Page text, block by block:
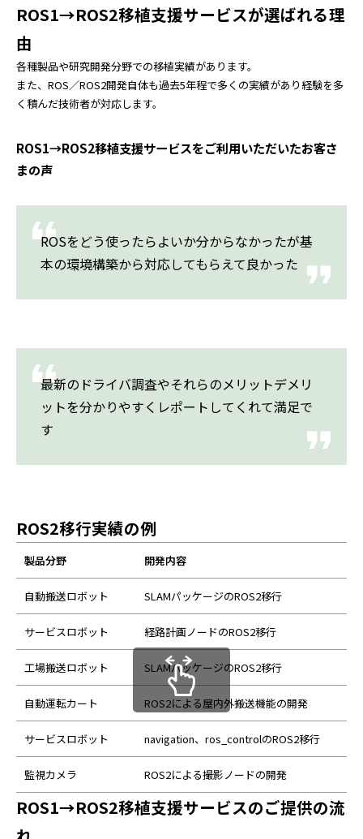
ROS1→ROS2移植支援サービスが選ばれる理
由
各種製品や研究開発分野での移植実績があります。
また、ROS／ROS2開発自体も過去5年程で多くの実績があり経験を多
く積んだ技術者が対応します。
ROS1→ROS2移植支援サービスをご利用いただいたお客さ
まの声
ROSをどう使ったらよいか分からなかったが基
本の環境構築から対応してもらえて良かった
最新のドライバ調査やそれらのメリットデメリ
ットを分かりやすくレポートしてくれて満足で
す
ROS2移行実績の例
製品分野 開発内容
自動搬送ロボット SLAMパッケージのROS2移行
サービスロボット 経路計画ノードのROS2移行
工場搬送ロボット SLAMパッケージのROS2移行
自動運転カート ROS2による屋内外搬送機能の開発
サービスロボット navigation、ros_controlのROS2移行
監視カメラ ROS2による撮影ノードの開発
ROS1→ROS2移植支援サービスのご提供の流